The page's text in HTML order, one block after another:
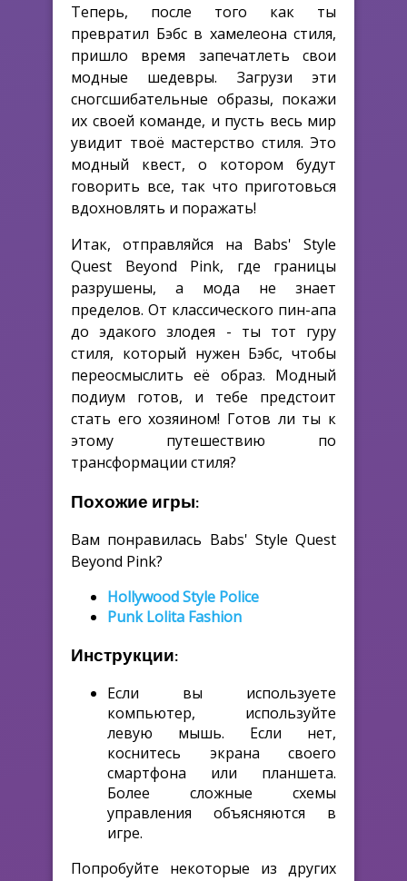
Теперь, после того как ты
превратил Бэбс в хамелеона стиля,
пришло время запечатлеть свои
модные шедевры. Загрузи эти
сногсшибательные образы, покажи
их своей команде, и пусть весь мир
увидит твоё мастерство стиля. Это
модный квест, о котором будут
говорить все, так что приготовься
вдохновлять и поражать!
Итак, отправляйся на Babs' Style
Quest Beyond Pink, где границы
разрушены, а мода не знает
пределов. От классического пин-апа
до эдакого злодея - ты тот гуру
стиля, который нужен Бэбс, чтобы
переосмыслить её образ. Модный
подиум готов, и тебе предстоит
стать его хозяином! Готов ли ты к
этому путешествию по
трансформации стиля?
Похожие игры:
Вам понравилась Babs' Style Quest
Beyond Pink?
Hollywood Style Police
Punk Lolita Fashion
Инструкции:
Если вы используете
компьютер, используйте
левую мышь. Если нет,
коснитесь экрана своего
смартфона или планшета.
Более сложные схемы
управления объясняются в
игре.
Попробуйте некоторые из других